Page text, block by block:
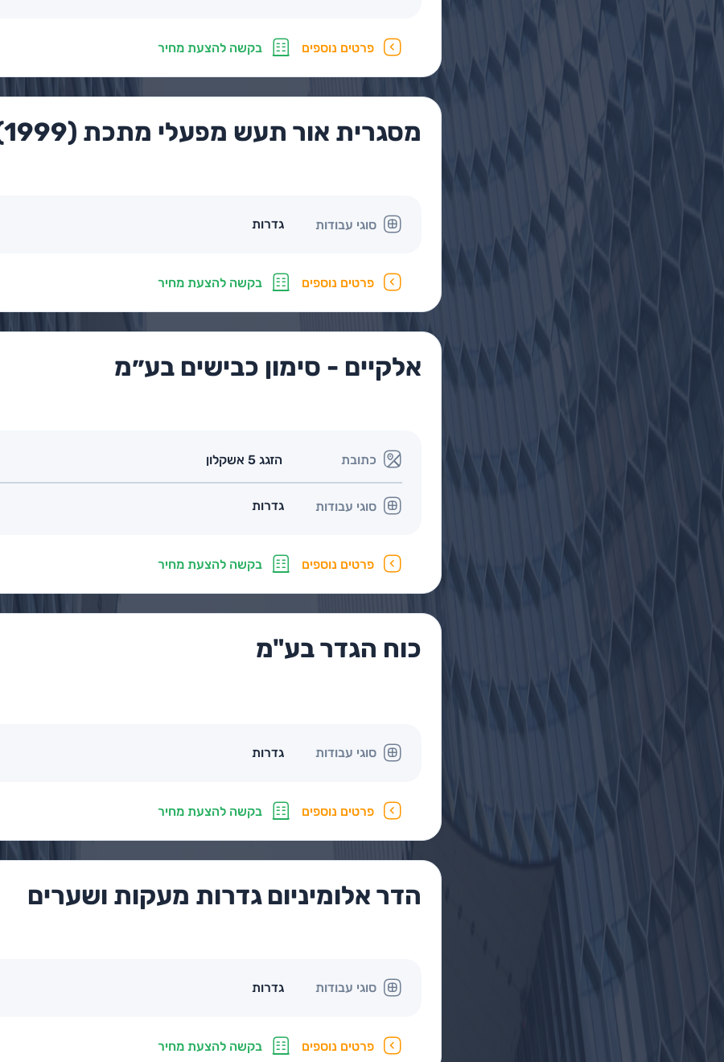
פרטים נוספים בקשה להצעת מחיר
מסגרית אור תעש מפעלי מתכת (1999) בע"מ
סוגי עבודות גדרות
פרטים נוספים בקשה להצעת מחיר
אלקיים - סימון כבישים בע״מ
כתובת הזגג 5 אשקלון
סוגי עבודות גדרות
פרטים נוספים בקשה להצעת מחיר
כוח הגדר בע"מ
סוגי עבודות גדרות
פרטים נוספים בקשה להצעת מחיר
הדר אלומיניום גדרות מעקות ושערים
סוגי עבודות גדרות
פרטים נוספים בקשה להצעת מחיר